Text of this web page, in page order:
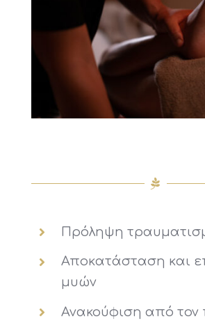
Πρόληψη
Αποκατάσταση και
μυών
Ανακούφιση από τον